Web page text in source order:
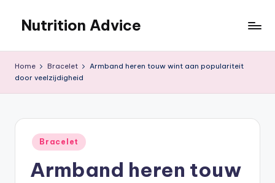
content
Nutrition Advice
live
Home Bracelet
Armband heren touw wint aan populariteit
door veelzijdigheid
Posted
in
Bracelet
Armband heren touw